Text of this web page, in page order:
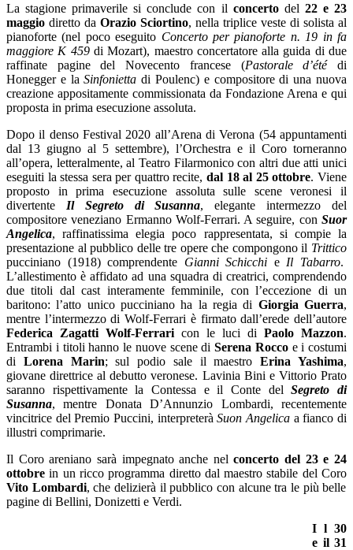
La stagione primaverile si conclude con il concertodel 22 e 23
maggio diretto da Orazio Sciortino, nella triplice veste di solista al
pianoforte (nel poco eseguito Concerto per pianoforte n. 19 in fa
maggiore K 459di Mozart), maestro concertatore alla guida di due
raffinate pagine del Novecento francese (Pastorale d’étédi
Honegger e laSinfoniettadi Poulenc) e compositore di una nuova
creazione appositamente commissionata da Fondazione Arena e qui
proposta in prima esecuzione assoluta.
Dopo il denso Festival 2020 all’Arena di Verona (54 appuntamenti
dal 13 giugno al 5 settembre), l’Orchestra e il Coro torneranno
all’opera, letteralmente, al Teatro Filarmonico con altri due atti unici
eseguiti la stessa sera per quattro recite, dal 18 al 25 ottobre. Viene
proposto in prima esecuzione assoluta sulle scene veronesi il
divertente Il Segreto di Susanna, elegante intermezzo del
compositore veneziano Ermanno Wolf-Ferrari. A seguire, con Suor
Angelica, raffinatissima elegia poco rappresentata, si compie la
presentazione al pubblico delle tre opere che compongono il Trittico
pucciniano (1918) comprendente Gianni Schicchi e Il Tabarro.
L’allestimento è affidato ad una squadra di creatrici, comprendendo
due titoli dal cast interamente femminile, con l’eccezione di un
baritono: l’atto unico pucciniano ha la regia di Giorgia Guerra,
mentre l’intermezzo di Wolf-Ferrari è firmato dall’erede dell’autore
Federica Zagatti Wolf-Ferrari con le luci di Paolo Mazzon.
Entrambi i titoli hanno le nuove scene di Serena Roccoe i costumi
di Lorena Marin; sul podio sale il maestroErina Yashima,
giovane direttrice al debutto veronese. Lavinia Bini e Vittorio Prato
saranno rispettivamente la Contessa e il Conte delSegreto di
Susanna, mentre Donata D’Annunzio Lombardi, recentemente
vincitrice del Premio Puccini, interpreteràSuon Angelica a fianco di
illustri comprimarie.
Il Coro areniano sarà impegnato anche nelconcerto del 23 e 24
ottobre in un ricco programma diretto dal maestro stabile del Coro
Vito Lombardi, che delizierà il pubblico con alcune tra le più belle
pagine di Bellini, Donizetti e Verdi.
I l 30
e il 31